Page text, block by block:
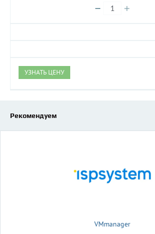
УЗНАТЬ ЦЕНУ
Рекомендуем
VMmanager